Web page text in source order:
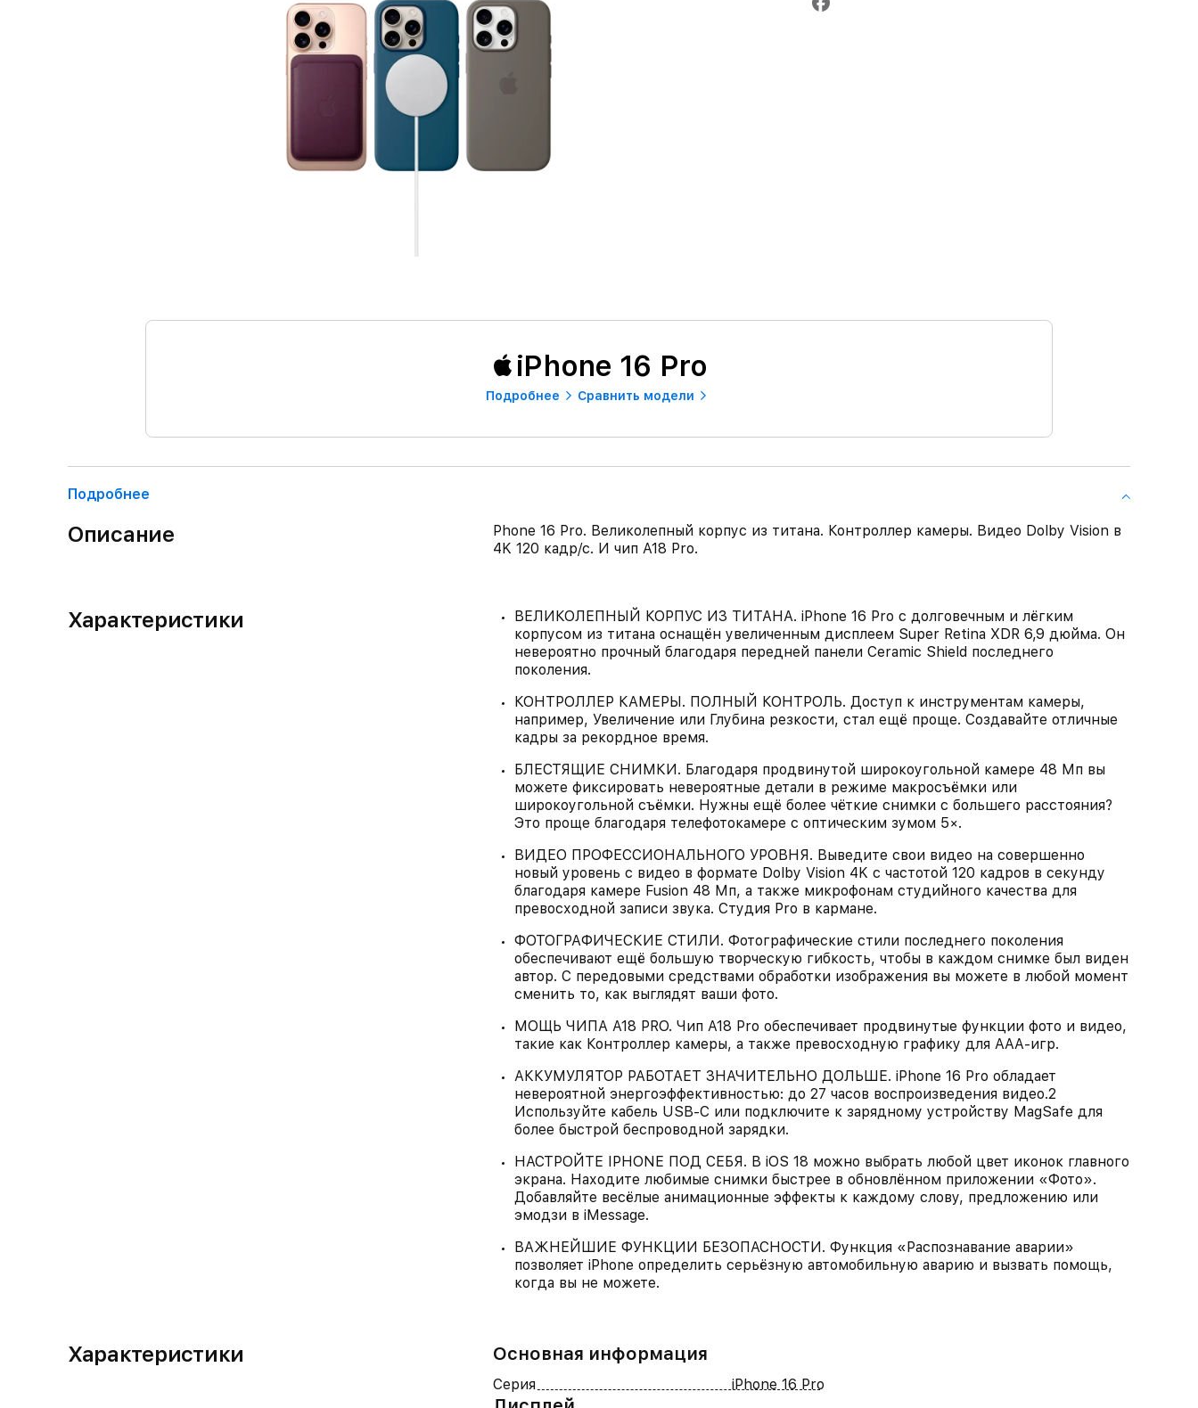
iPhone 16 Pro
Подробнее Сравнить модели
Подробнее
Описание
Phone 16 Pro. Великолепный корпус из титана. Контроллер камеры. Видео Dolby Vision в
4K 120 кадр/с. И чип A18 Pro.
Характеристики
ВЕЛИКОЛЕПНЫЙ КОРПУС ИЗ ТИТАНА. iPhone 16 Pro с долговечным и лёгким
корпусом из титана оснащён увеличенным дисплеем Super Retina XDR 6,9 дюйма. Он
невероятно прочный благодаря передней панели Ceramic Shield последнего
поколения.
КОНТРОЛЛЕР КАМЕРЫ. ПОЛНЫЙ КОНТРОЛЬ. Доступ к инструментам камеры,
например, Увеличение или Глубина резкости, стал ещё проще. Создавайте отличные
кадры за рекордное время.
БЛЕСТЯЩИЕ СНИМКИ. Благодаря продвинутой широкоугольной камере 48 Мп вы
можете фиксировать невероятные детали в режиме макросъёмки или
широкоугольной съёмки. Нужны ещё более чёткие снимки с большего расстояния?
Это проще благодаря телефотокамере с оптическим зумом 5×.
ВИДЕО ПРОФЕССИОНАЛЬНОГО УРОВНЯ. Выведите свои видео на совершенно
новый уровень с видео в формате Dolby Vision 4K с частотой 120 кадров в секунду
благодаря камере Fusion 48 Мп, а также микрофонам студийного качества для
превосходной записи звука. Студия Pro в кармане.
ФОТОГРАФИЧЕСКИЕ СТИЛИ. Фотографические стили последнего поколения
обеспечивают ещё большую творческую гибкость, чтобы в каждом снимке был виден
автор. С передовыми средствами обработки изображения вы можете в любой момент
сменить то, как выглядят ваши фото.
МОЩЬ ЧИПА A18 PRO. Чип A18 Pro обеспечивает продвинутые функции фото и видео,
такие как Контроллер камеры, а также превосходную графику для AAA‑игр.
АККУМУЛЯТОР РАБОТАЕТ ЗНАЧИТЕЛЬНО ДОЛЬШЕ. iPhone 16 Pro обладает
невероятной энергоэффективностью: до 27 часов воспроизведения видео.2
Используйте кабель USB‑C или подключите к зарядному устройству MagSafe для
более быстрой беспроводной зарядки.
НАСТРОЙТЕ IPHONE ПОД СЕБЯ. В iOS 18 можно выбрать любой цвет иконок главного
экрана. Находите любимые снимки быстрее в обновлённом приложении «Фото».
Добавляйте весёлые анимационные эффекты к каждому слову, предложению или
эмодзи в iMessage.
ВАЖНЕЙШИЕ ФУНКЦИИ БЕЗОПАСНОСТИ. Функция «Распознавание аварии»
позволяет iPhone определить серьёзную автомобильную аварию и вызвать помощь,
когда вы не можете.
Характеристики Основная информация
Серия iPhone 16 Pro